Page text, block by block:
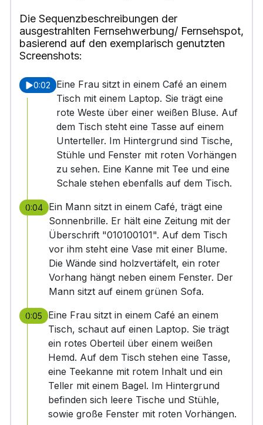
Die Sequenzbeschreibungen der
ausgestrahlten Fernsehwerbung/ Fernsehspot,
basierend auf den exemplarisch genutzten
Screenshots:
0:02
Eine Frau sitzt in einem Café an einem
Tisch mit einem Laptop. Sie trägt eine
rote Weste über einer weißen Bluse. Auf
dem Tisch steht eine Tasse auf einem
Unterteller. Im Hintergrund sind Tische,
Stühle und Fenster mit roten Vorhängen
zu sehen. Eine Kanne mit Tee und eine
Schale stehen ebenfalls auf dem Tisch.
0:04 Ein Mann sitzt in einem Café, trägt eine
Sonnenbrille. Er hält eine Zeitung mit der
Überschrift "010100101". Auf dem Tisch
vor ihm steht eine Vase mit einer Blume.
Die Wände sind holzvertäfelt, ein roter
Vorhang hängt neben einem Fenster. Der
Mann sitzt auf einem grünen Sofa.
0:05
Eine Frau sitzt in einem Café an einem
Tisch, schaut auf einen Laptop. Sie trägt
ein rotes Oberteil über einem weißen
Hemd. Auf dem Tisch stehen eine Tasse,
eine Teekanne mit rotem Inhalt und ein
Teller mit einem Bagel. Im Hintergrund
befinden sich leere Tische und Stühle,
sowie große Fenster mit roten Vorhängen.